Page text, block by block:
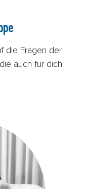
die Fragen der
auch für dich